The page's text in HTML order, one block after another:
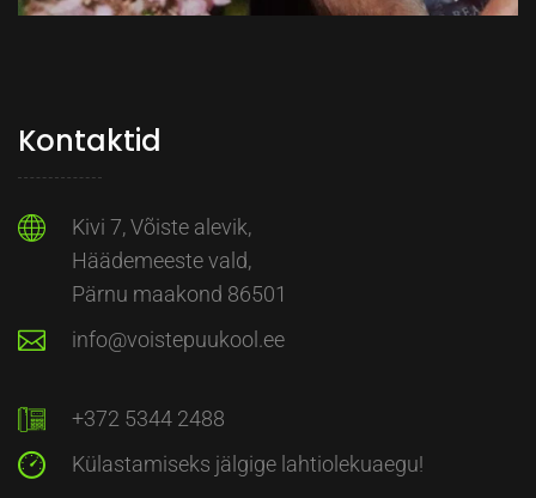
Kontaktid
Kivi 7, Võiste alevik,
Häädemeeste vald,
Pärnu maakond 86501
info@voistepuukool.ee
+372 5344 2488
Külastamiseks jälgige lahtiolekuaegu!